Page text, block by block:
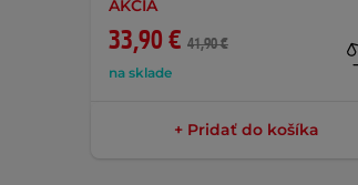
AKCIA
33,90 € 41,90 €
na sklade
+ Pridať do košíka